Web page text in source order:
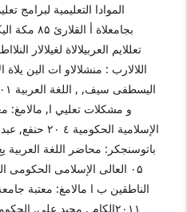
الموادا التعليمية لبرامج
تعللايم العربيلالاة لغيلالار
و مشكلات تعليي ا, مالامغ:
الإسلامية
باتوسنجكر: محاضر اللغة
۰۵ العالى الإسلامى الحكومى
الناطقين ب ا مالامغ: معتبة
۲۰۱۱الكام , محيد على,